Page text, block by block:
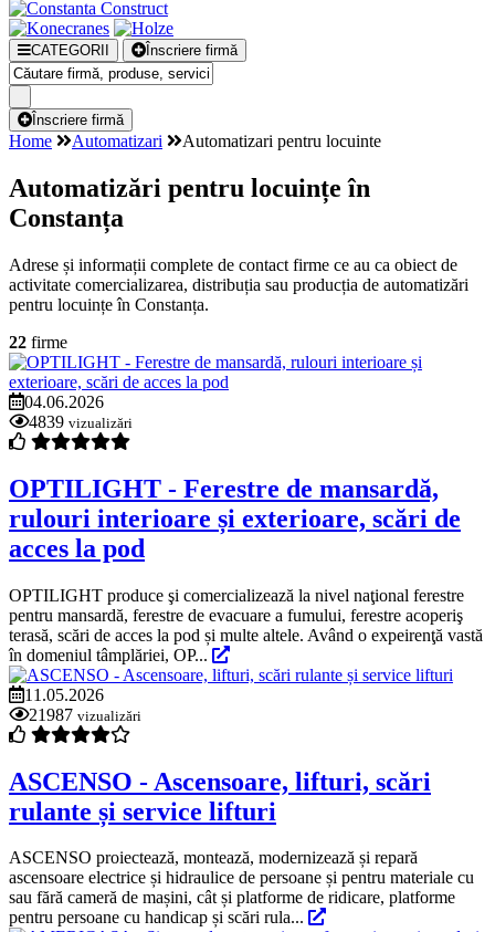
CATEGORII Înscriere firmă
Înscriere firmă
Home Automatizari Automatizari pentru locuinte
Automatizări pentru locuințe în
Constanța
Adrese și informații complete de contact firme ce au ca obiect de
activitate comercializarea, distribuția sau producția de automatizări
pentru locuințe în Constanța.
22 firme
04.06.2026
4839 vizualizări
OPTILIGHT - Ferestre de mansardă,
rulouri interioare și exterioare, scări de
acces la pod
OPTILIGHT produce şi comercializează la nivel naţional ferestre
pentru mansardă, ferestre de evacuare a fumului, ferestre acoperiş
terasă, scări de acces la pod și multe altele. Având o expeirenţă vastă
în domeniul tâmplăriei, OP...
11.05.2026
21987 vizualizări
ASCENSO - Ascensoare, lifturi, scări
rulante și service lifturi
ASCENSO proiectează, montează, modernizează și repară
ascensoare electrice și hidraulice de persoane și pentru materiale cu
sau fără cameră de mașini, cât și platforme de ridicare, platforme
pentru persoane cu handicap și scări rula...